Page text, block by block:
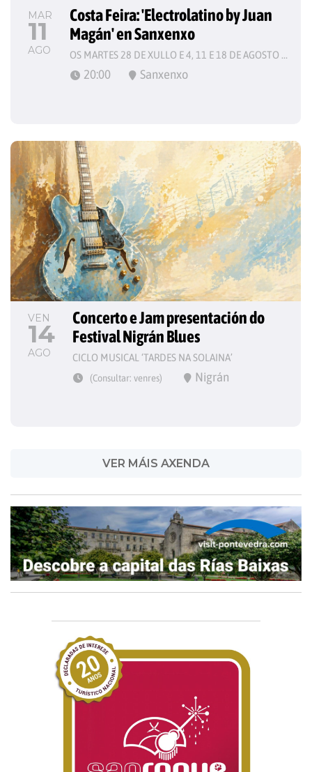
MAR
11
AGO
Costa Feira: 'Electrolatino by Juan
Magán' en Sanxenxo
OS MARTES 28 DE XULLO E 4, 11 E 18 DE AGOSTO DE 2026
20:00 Sanxenxo
VEN
14
AGO
Concerto e Jam presentación do
Festival Nigrán Blues
CICLO MUSICAL ‘TARDES NA SOLAINA’
(Consultar: venres) Nigrán
VER MÁIS AXENDA